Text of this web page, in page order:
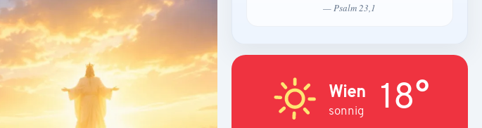
— Psalm 23,1
Wien
sonnig 18°